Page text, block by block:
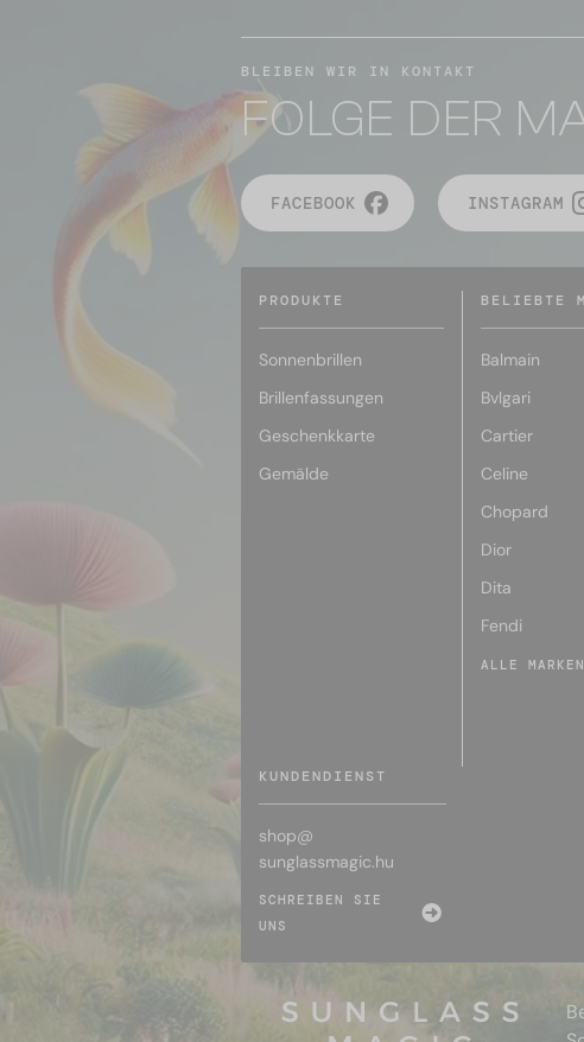
BLEIBEN WIR IN KONTAKT
FOLGE DER
FACEBOOK INSTAGRAM
PRODUKTE
Sonnenbrillen
Brillenfassungen
Geschenkkarte
Gemälde
BELIEBTE
Balmain
Bvlgari
Cartier
Celine
Chopard
Dior
Dita
Fendi
ALLE MARKEN
KUNDENDIENST
shop@
sunglassmagic.hu
SCHREIBEN SIE
UNS